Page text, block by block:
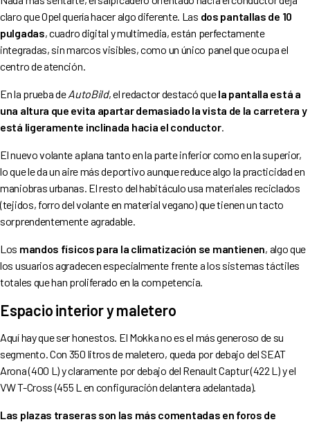
claro que Opel quería hacer algo diferente. Las dos pantallas de 10
pulgadas, cuadro digital y multimedia, están perfectamente
integradas, sin marcos visibles, como un único panel que ocupa el
centro de atención.
En la prueba deAutoBild, el redactor destacó quela pantalla está a
una altura que evita apartar demasiado la vista de la carretera y
está ligeramente inclinada hacia el conductor.
El nuevo volante aplana tanto en la parte inferior como en la superior,
lo que le da un aire más deportivo aunque reduce algo la practicidad en
maniobras urbanas. El resto del habitáculo usa materiales reciclados
(tejidos, forro del volante en material vegano) que tienen un tacto
sorprendentemente agradable.
Los mandos físicos para la climatización se mantienen, algo que
los usuarios agradecen especialmente frente a los sistemas táctiles
totales que han proliferado en la competencia.
Espacio interior y maletero
Aquí hay que ser honestos. El Mokka no es el más generoso de su
segmento. Con 350 litros de maletero, queda por debajo del SEAT
Arona (400 L) y claramente por debajo del Renault Captur (422 L) y el
VW T-Cross (455 L en configuración delantera adelantada).
Las plazas traseras son las más comentadas en foros de